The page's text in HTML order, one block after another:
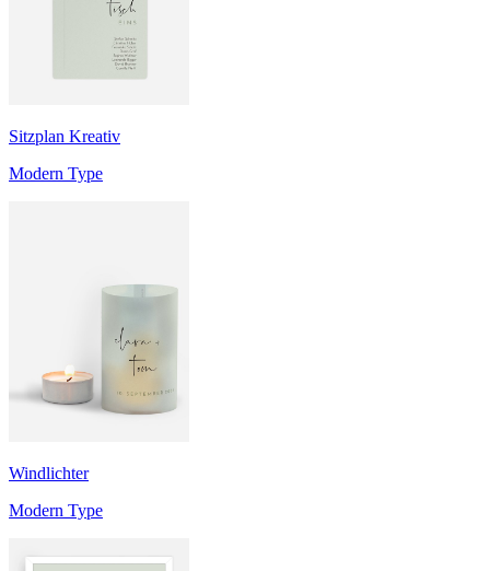
Sitzplan Kreativ
Modern Type
Windlichter
Modern Type